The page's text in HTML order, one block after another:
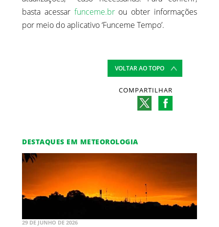
basta acessar funceme.brou obter informações
por meio do aplicativo ‘Funceme Tempo’.
VOLTAR AO TOPO
COMPARTILHAR
DESTAQUES EM METEOROLOGIA
29 DE JUNHO DE 2026